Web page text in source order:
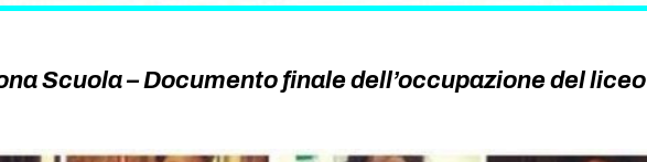
Scuola – Documento finale dell’occupazione del liceo